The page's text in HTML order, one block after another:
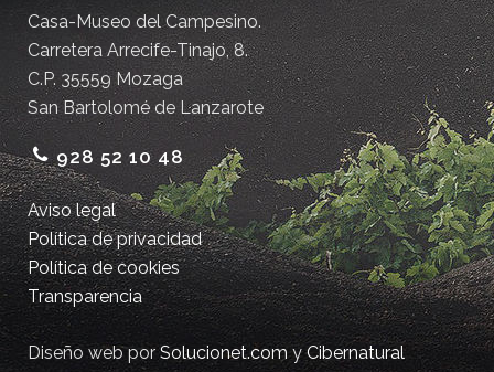
Casa-Museo del Campesino.
Carretera Arrecife-Tinajo, 8.
C.P. 35559 Mozaga
San Bartolomé de Lanzarote
928 52 10 48
Aviso legal
Política de privacidad
Política de cookies
Transparencia
Diseño web porSolucionet.comyCibernatural